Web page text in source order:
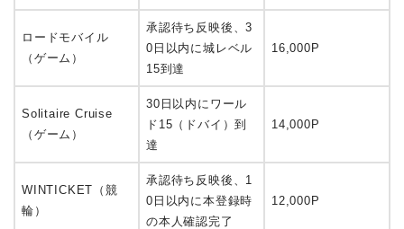
ロードモバイル
（ゲーム）
承認待ち反映後、3
0日以内に城レベル
15到達
16,000P
Solitaire Cruise
（ゲーム）
30日以内にワール
ド15（ドバイ）到
達
14,000P
WINTICKET（競
輪）
承認待ち反映後、1
0日以内に本登録時
の本人確認完了
12,000P